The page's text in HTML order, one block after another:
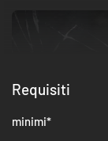
Requisiti
minimi*